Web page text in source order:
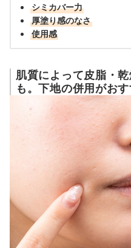
シミカバー力
厚塗り感のなさ
使用感
肌質によって皮脂・
も。下地の併用がお